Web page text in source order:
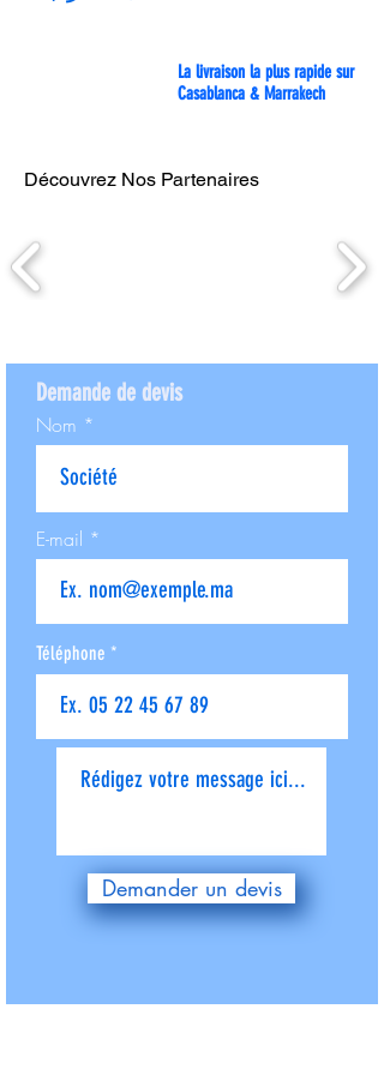
La livraison la plus rapide sur
Casablanca & Marrakech
Découvrez Nos Partenaires
Demande de devis
Nom
E-mail
Téléphone
Demander un devis